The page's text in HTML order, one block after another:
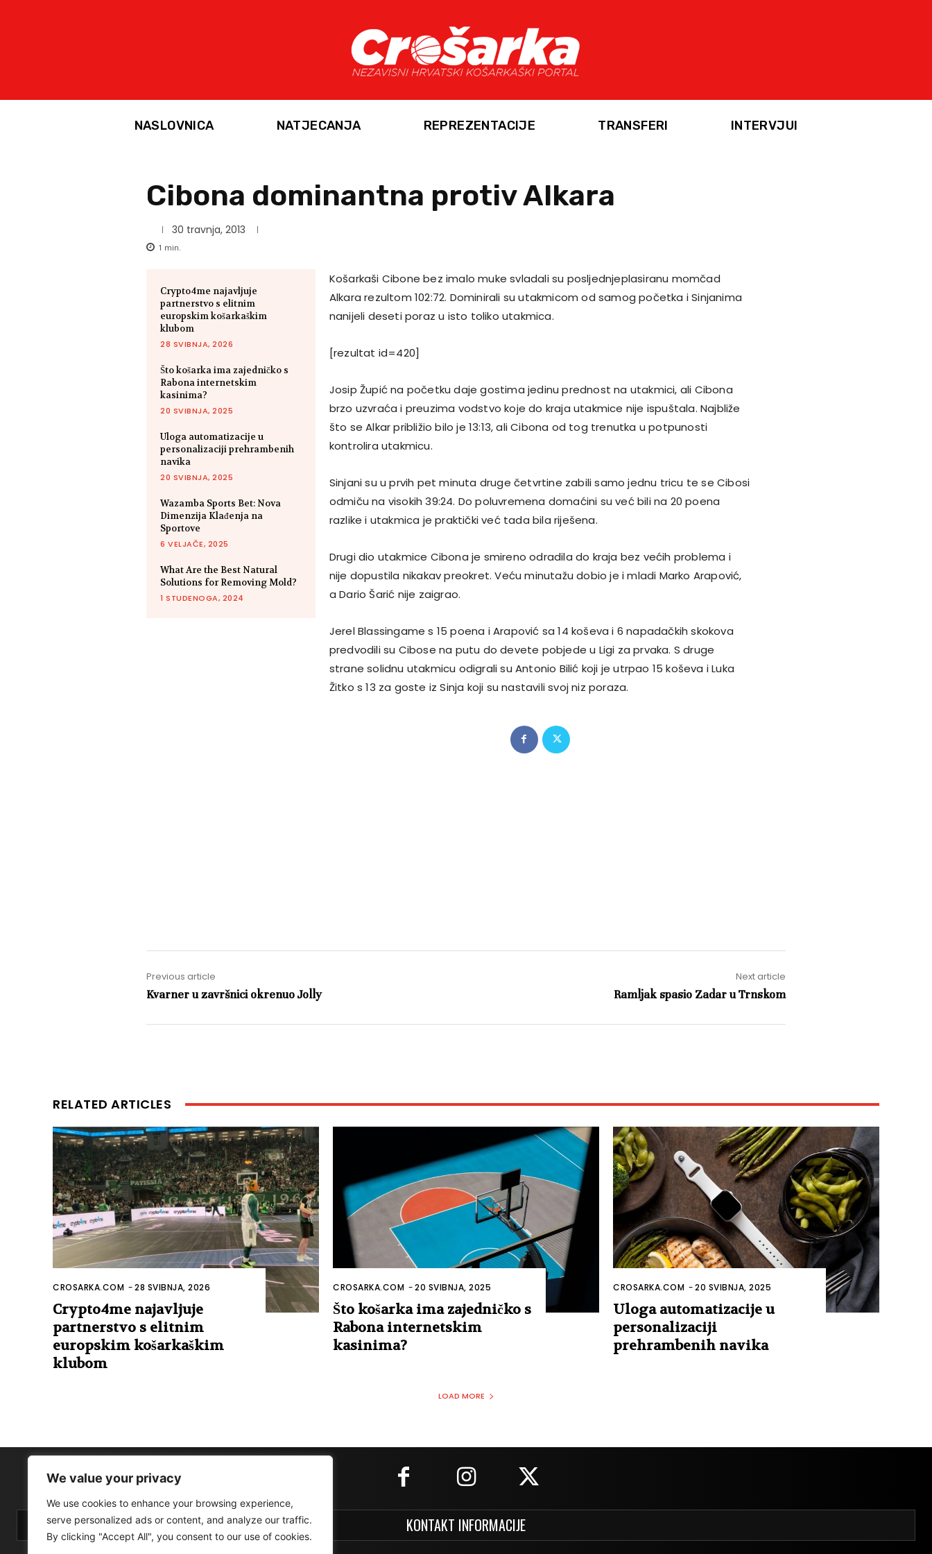
We value your privacy
We use cookies to enhance your browsing experience,
serve personalized ads or content, and analyze our traffic.
By clicking "Accept All", you consent to our use of cookies.
NASLOVNICA NATJECANJA REPREZENTACIJE TRANSFERI INTERVJUI
Cibona dominantna protiv Alkara
30 travnja, 2013
1 min.
Crypto4me najavljuje
partnerstvo s elitnim
europskim košarkaškim
klubom
28 SVIBNJA, 2026
Što košarka ima zajedničko s
Rabona internetskim
kasinima?
20 SVIBNJA, 2025
Uloga automatizacije u
personalizaciji prehrambenih
navika
20 SVIBNJA, 2025
Wazamba Sports Bet: Nova
Dimenzija Klađenja na
Sportove
6 VELJAČE, 2025
What Are the Best Natural
Solutions for Removing Mold?
1 STUDENOGA, 2024
Košarkaši Cibone bez imalo muke svladali su posljednjeplasiranu momčad
Alkara rezultom 102:72. Dominirali su utakmicom od samog početka i Sinjanima
nanijeli deseti poraz u isto toliko utakmica.
[rezultat id=420]
Josip Župić na početku daje gostima jedinu prednost na utakmici, ali Cibona
brzo uzvraća i preuzima vodstvo koje do kraja utakmice nije ispuštala. Najbliže
što se Alkar približio bilo je 13:13, ali Cibona od tog trenutka u potpunosti
kontrolira utakmicu.
Sinjani su u prvih pet minuta druge četvrtine zabili samo jednu tricu te se Cibosi
odmiču na visokih 39:24. Do poluvremena domaćini su već bili na 20 poena
razlike i utakmica je praktički već tada bila riješena.
Drugi dio utakmice Cibona je smireno odradila do kraja bez većih problema i
nije dopustila nikakav preokret. Veću minutažu dobio je i mladi Marko Arapović,
a Dario Šarić nije zaigrao.
Jerel Blassingame s 15 poena i Arapović sa 14 koševa i 6 napadačkih skokova
predvodili su Cibose na putu do devete pobjede u Ligi za prvaka. S druge
strane solidnu utakmicu odigrali su Antonio Bilić koji je utrpao 15 koševa i Luka
Žitko s 13 za goste iz Sinja koji su nastavili svoj niz poraza.
Previous article
Kvarner u završnici okrenuo Jolly
Next article
Ramljak spasio Zadar u Trnskom
RELATED ARTICLES
CROSARKA.COM -28 SVIBNJA, 2026
Crypto4me najavljuje
partnerstvo s elitnim
europskim košarkaškim
klubom
CROSARKA.COM -20 SVIBNJA, 2025
Što košarka ima zajedničko s
Rabona internetskim
kasinima?
CROSARKA.COM -20 SVIBNJA, 2025
Uloga automatizacije u
personalizaciji
prehrambenih navika
LOAD MORE
KONTAKT INFORMACIJE